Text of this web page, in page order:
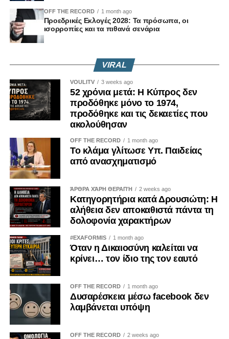
OFF THE RECORD 1 month ago
Προεδρικές Εκλογές 2028: Τα πρόσωπα, οι
ισορροπίες και τα πιθανά σενάρια
VIRAL
VOULITV 3 weeks ago
52 χρόνια μετά: Η Κύπρος δεν
προδόθηκε μόνο το 1974,
προδόθηκε και τις δεκαετίες που
ακολούθησαν
OFF THE RECORD 1 month ago
Το κλάμα γλίτωσε Υπ. Παιδείας
από ανασχηματισμό
ΆΡΘΡΑ ΧΆΡΗ ΘΕΡΑΠΉ 2 weeks ago
Κατηγορητήρια κατά Δρουσιώτη: Η
αλήθεια δεν αποκαθιστά πάντα τη
δολοφονία χαρακτήρων
#EXAFORMIS 1 month ago
Όταν η Δικαιοσύνη καλείται να
κρίνει… τον ίδιο της τον εαυτό
OFF THE RECORD 1 month ago
Δυσαρέσκεια μέσω facebook δεν
λαμβάνεται υπόψη
OFF THE RECORD 2 weeks ago